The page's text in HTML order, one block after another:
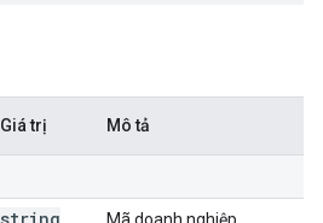
Giá trị Mô tả